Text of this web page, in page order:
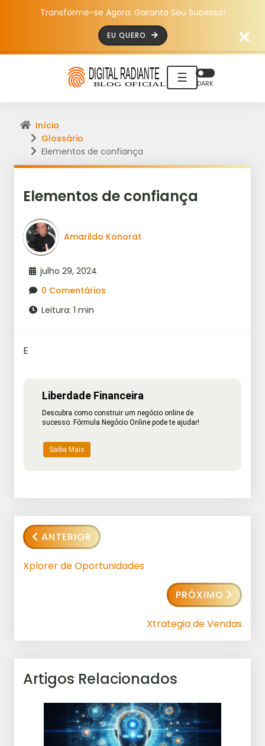
Transforme-se Agora: Garanta Seu Sucesso!
EU QUERO
☰ DARK
Início
Glossário
Elementos de confiança
Elementos de confiança
Amarildo Konorat
julho 29, 2024
0 Comentários
Leitura: 1 min
E
Liberdade Financeira
Descubra como construir um negócio online de
sucesso. Fórmula Negócio Online pode te ajudar!
Saiba Mais
ANTERIOR
Xplorer de Oportunidades
PRÓXIMO
Xtrategia de Vendas
Artigos Relacionados